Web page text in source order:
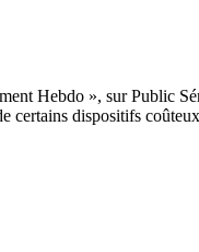
Hebdo », sur Public
certains dispositifs